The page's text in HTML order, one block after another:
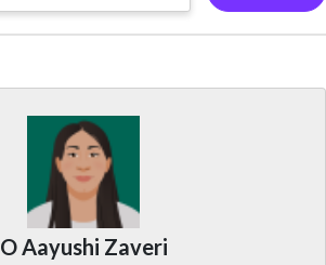
O Aayushi Zaveri